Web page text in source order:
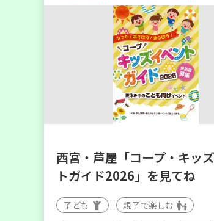
西宮・芦屋「コープ・キッ
トガイド2026」を見てね
子ども 親子で楽しむ